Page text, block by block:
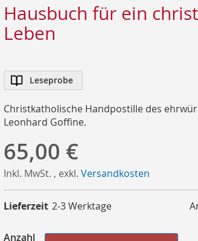
Hausbuch für ein
Leben
Leseprobe
Christkatholische Handpostille des
Leonhard Goffine.
65,00 €
Inkl. MwSt. , exkl. Versandkosten
Lieferzeit 2-3 Werktage
Anzahl